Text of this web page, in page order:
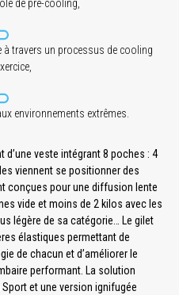
de pre-cooling,
travers un processus de cooling
environnements extrêmes.
veste intégrant 8 poches : 4
viennent se positionner des
conçues pour une diffusion lente
vide et moins de 2 kilos avec les
légère de sa catégorie… Le gilet
élastiques permettant de
de chacun et d’améliorer le
performant. La solution
et une version ignifugée